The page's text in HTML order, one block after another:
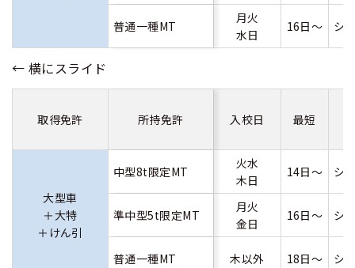
普通一種MT
月火
水日
16日～ シ
取得免許 所持免許 入校日 最短
大型車
＋大特
＋けん引
中型8t限定MT
火水
木日
14日～ シ
準中型5t限定MT
月火
金日
16日～ シ
普通一種MT 木以外 18日～ シ